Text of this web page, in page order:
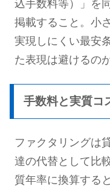
込手数料等）」を
掲載すること。小
実現しにくい最安
た表現は避けるの
手数料と実質コ
ファクタリングは
達の代替として比
質年率に換算する